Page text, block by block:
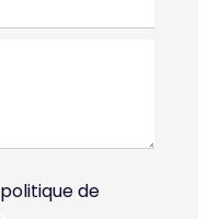
politique de